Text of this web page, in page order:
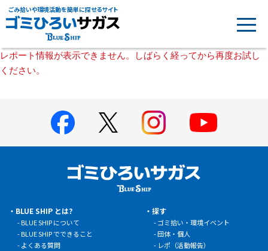
ごみ拾いや環境活動を簡単に探せるサイト
レポート情報が表示できません。しばらく経ってから再度お試し
ください。
BLUE SHIP とは?
BLUE SHIP について
BLUE SHIP でできること
よくある質問
探す
ゴミ拾い・環境イベント
団体・個人
レポ（活動報告）